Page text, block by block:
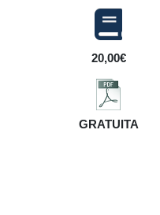
20,00€
GRATUITA